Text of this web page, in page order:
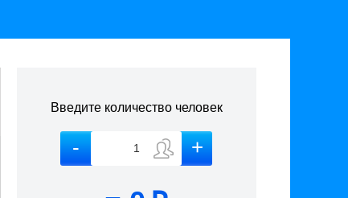
Введите количество человек